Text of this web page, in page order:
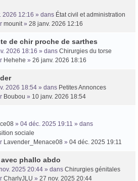
2026 12:16 » dans État civil et administration
mounit» 28 janv. 2026 12:16
de chir proche de sarthes
2026 18:16 » dans Chirurgies du torse
Hehehe » 26 janv. 2026 18:16
2026 18:54 » dans Petites Annonces
Boubou » 10 janv. 2026 18:54
» 04 déc. 2025 19:11 » dans
sociale
Lavender_Menace08 » 04 déc. 2025 19:11
phallo abdo
2025 20:44 » dans Chirurgies génitales
CharlyJLU » 27 nov. 2025 20:44